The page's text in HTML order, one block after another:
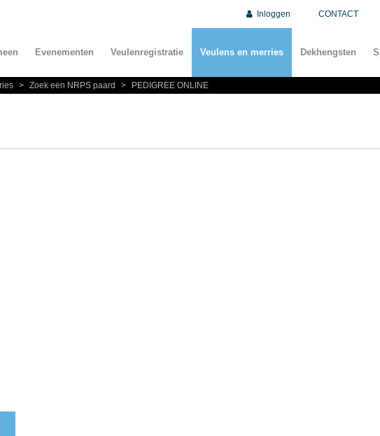
Inloggen CONTACT
Evenementen Veulenregistratie Veulens en merries Dekhengsten
> Zoek een NRPS paard > PEDIGREE ONLINE